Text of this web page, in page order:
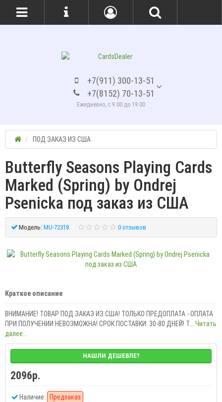
+7(911) 300-13-51
+7(8152) 70-13-51
Ежедневно, с 9:00 до 19:00
ПОД ЗАКАЗ ИЗ США
Butterfly Seasons Playing Cards
Marked (Spring) by Ondrej
Psenicka под заказ из США
Модель: MU-72318 0 отзывов
Краткое описание
ВНИМАНИЕ! ТОВАР ПОД ЗАКАЗ ИЗ США! ТОЛЬКО ПРЕДОПЛАТА - ОПЛАТА
ПРИ ПОЛУЧЕНИИ НЕВОЗМОЖНА! СРОК ПОСТАВКИ: 30-80 ДНЕЙ! T... Читать
далее...
НАШЛИ ДЕШЕВЛЕ?
2096р.
Наличие: Предзаказ